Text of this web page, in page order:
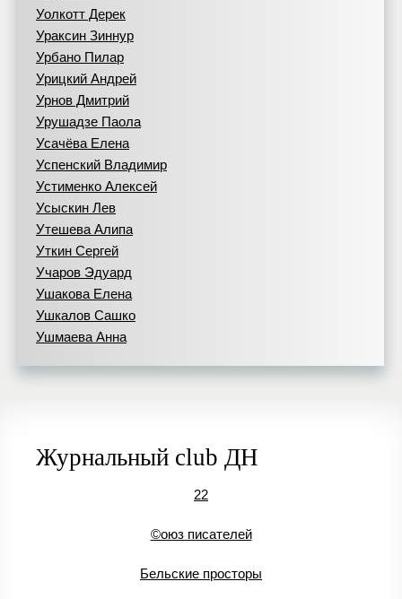
Уолкотт Дерек
Ураксин Зиннур
Урбано Пилар
Урицкий Андрей
Урнов Дмитрий
Урушадзе Паола
Усачёва Елена
Успенский Владимир
Устименко Алексей
Усыскин Лев
Утешева Алипа
Уткин Сергей
Учаров Эдуард
Ушакова Елена
Ушкалов Сашко
Ушмаева Анна
Журнальный club ДН
22
©оюз писателей
Бельские просторы